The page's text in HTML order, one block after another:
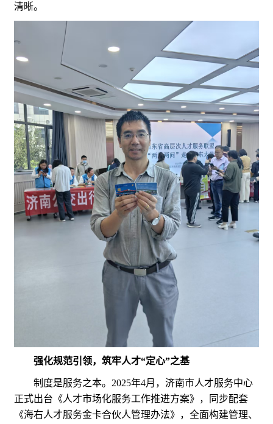
清晰。
强化规范引领，筑牢人才“定心”之基
制度是服务之本。2025年4月，济南市人才服务中心
正式出台《人才市场化服务工作推进方案》，同步配套
《海右人才服务金卡合伙人管理办法》，全面构建管理、